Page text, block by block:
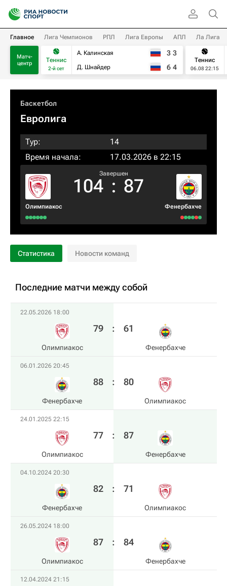
Главное Лига Чемпионов РПЛ Лига Европы АПЛ Ла Лига
Матч-
центр
Теннис
2-й сет
А. Калинская
Д. Шнайдер
3 3
6 4
Теннис
06.08 22:15
Баскетбол
Евролига
Тур:
14
Время начала:
17.03.2026 в 22:15
Олимпиакос
Завершен
104 : 87
Фенербахче
Статистика Новости команд
Последние матчи между собой
22.05.2026 18:00
Олимпиакос
79 : 61
Фенербахче
06.01.2026 20:45
Фенербахче
88 : 80
Олимпиакос
24.01.2025 22:15
Олимпиакос
77 : 87
Фенербахче
04.10.2024 20:30
Фенербахче
82 : 71
Олимпиакос
26.05.2024 18:00
Олимпиакос
87 : 84
Фенербахче
12.04.2024 21:15